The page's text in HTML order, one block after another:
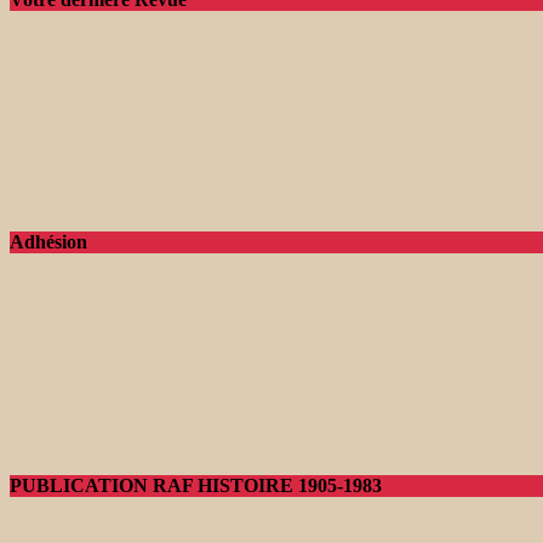
Adhésion
PUBLICATION RAF HISTOIRE 1905-1983